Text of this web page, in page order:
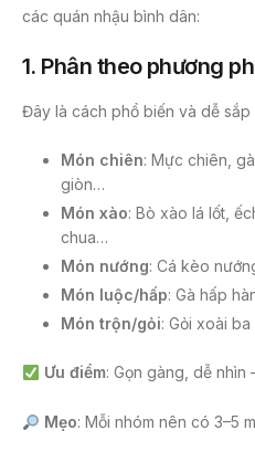
các quán nhậu bình dân:
1. Phân theo phương
Đây là cách phổ biến và dễ sắp
Món chiên: Mực chiên,
giòn…
Món xào: Bò xào lá lốt,
chua…
Món nướng: Cá kèo
Món luộc/hấp: Gà hấp
Món trộn/gỏi: Gỏi xoài
Ưu điểm: Gọn gàng, dễ nhìn
Mẹo: Mỗi nhóm nên có 3–5